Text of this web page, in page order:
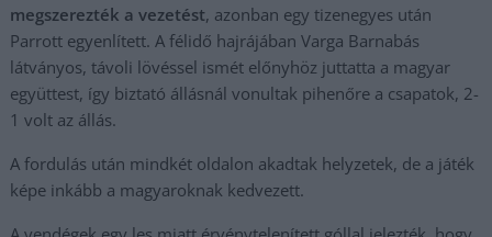
megszerezték a vezetést, azonban egy tizenegyes után
Parrott egyenlített. A félidő hajrájában Varga Barnabás
látványos, távoli lövéssel ismét előnyhöz juttatta a magyar
együttest, így biztató állásnál vonultak pihenőre a csapatok, 2-
1 volt az állás.
A fordulás után mindkét oldalon akadtak helyzetek, de a játék
képe inkább a magyaroknak kedvezett.